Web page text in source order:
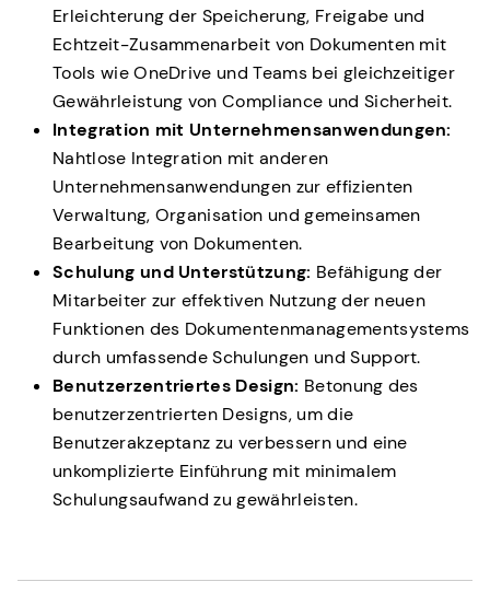
Erleichterung der Speicherung, Freigabe und
Echtzeit-Zusammenarbeit von Dokumenten mit
Tools wie OneDrive und Teams bei gleichzeitiger
Gewährleistung von Compliance und Sicherheit.
Integration mit Unternehmensanwendungen:
Nahtlose Integration mit anderen
Unternehmensanwendungen zur effizienten
Verwaltung, Organisation und gemeinsamen
Bearbeitung von Dokumenten.
Schulung und Unterstützung: Befähigung der
Mitarbeiter zur effektiven Nutzung der neuen
Funktionen des Dokumentenmanagementsystems
durch umfassende Schulungen und Support.
Benutzerzentriertes Design: Betonung des
benutzerzentrierten Designs, um die
Benutzerakzeptanz zu verbessern und eine
unkomplizierte Einführung mit minimalem
Schulungsaufwand zu gewährleisten.